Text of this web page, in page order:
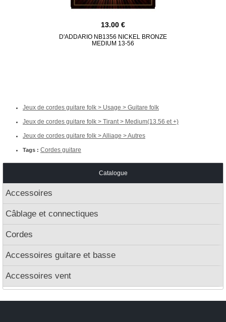
13.00
D'ADDARIO NB1356 NICKEL BRONZE
MEDIUM 13-56
Jeux de cordes guitare folk > Usage > Guitare folk
Jeux de cordes guitare folk > Tirant > Medium(13.56 et +)
Jeux de cordes guitare folk > Alliage > Autres
Tags : Cordes guitare
Catalogue
Accessoires
Câblage et connectiques
Cordes
Accessoires guitare et basse
Accessoires vent